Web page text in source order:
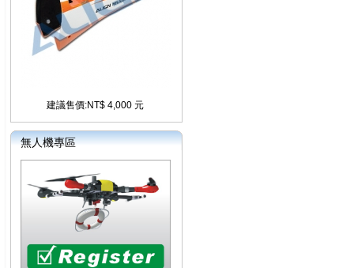
建議售價:NT$ 4,000 元
無人機專區